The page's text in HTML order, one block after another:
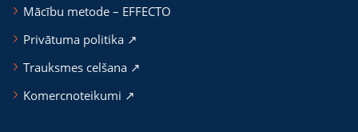
Mācību metode – EFFECTO
Privātuma politika ↗
Trauksmes celšana ↗
Komercnoteikumi ↗